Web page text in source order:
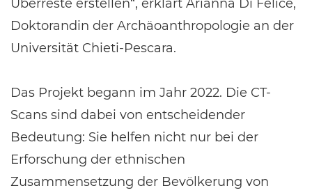
Überreste erstellen“, erklärt Arianna Di Felice,
Doktorandin der Archäoanthropologie an der
Universität Chieti-Pescara.
Das Projekt begann im Jahr 2022. Die CT-
Scans sind dabei von entscheidender
Bedeutung: Sie helfen nicht nur bei der
Erforschung der ethnischen
Zusammensetzung der Bevölkerung von